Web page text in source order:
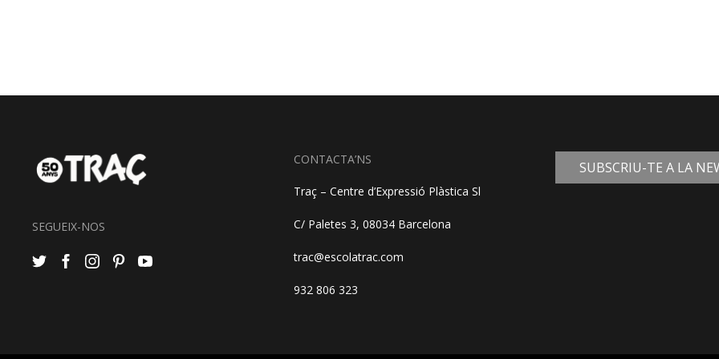
SEGUEIX-NOS
CONTACTA’NS
Traç – Centre d’Expressió Plàstica Sl
C/ Paletes 3, 08034 Barcelona
trac@escolatrac.com
932 806 323
SUBSCRIU-TE A LA